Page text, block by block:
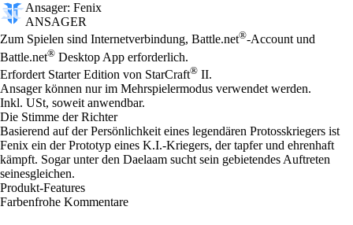
Ansager: Fenix
ANSAGER
Preis
Available actions
Zum Spielen sind Internetverbindung, Battle.net®-Account und
Battle.net® Desktop App erforderlich.
Erfordert Starter Edition von StarCraft® II.
Ansager können nur im Mehrspielermodus verwendet werden.
Inkl. USt, soweit anwendbar.
Die Stimme der Richter
Basierend auf der Persönlichkeit eines legendären Protosskriegers ist
Fenix ein der Prototyp eines K.I.-Kriegers, der tapfer und ehrenhaft
kämpft. Sogar unter den Daelaam sucht sein gebietendes Auftreten
seinesgleichen.
Produkt-Features
Farbenfrohe Kommentare